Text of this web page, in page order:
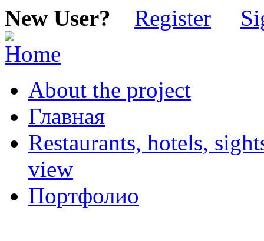
New User? Register
About the project
Главная
Restaurants, hotels,
view
Портфолио